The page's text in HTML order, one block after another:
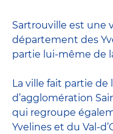
Sartrouville est une
département des
partie lui-même de
La ville fait partie
d’agglomération
qui regroupe
Yvelines et du Val-